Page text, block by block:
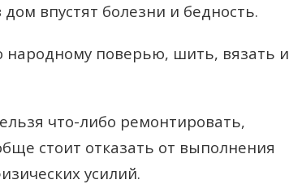
впустят болезни и бедность.
народному поверью, шить, вязать и
что-либо ремонтировать,
стоит отказать от выполнения
усилий.